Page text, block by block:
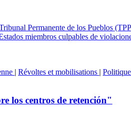
Permanente de los Pueblos
miembros culpables de
| Révoltes et mobilisations |
los centros de retención"